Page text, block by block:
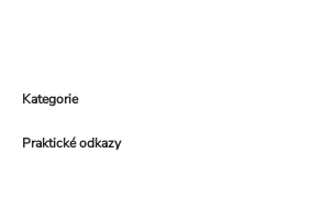
Kategorie
Praktické odkazy